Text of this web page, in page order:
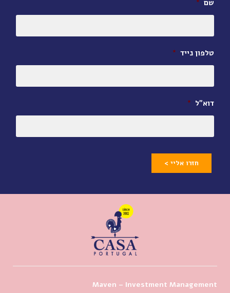
שם *
טלפון נייד *
דוא״ל *
חזרו אליי >
Maven – Investment Management